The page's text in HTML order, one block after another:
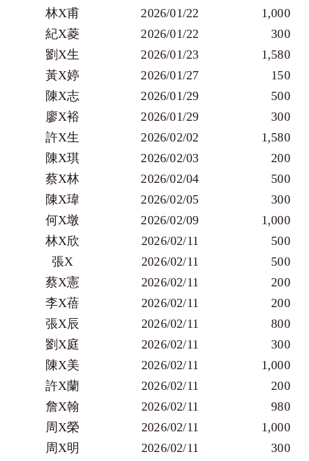
林X甫
2026/01/22
       1,000
紀X菱
2026/01/22
        300
劉X生
2026/01/23
       1,580
黃X婷
2026/01/27
        150
陳X志
2026/01/29
        500
廖X裕
2026/01/29
        300
許X生
2026/02/02
       1,580
陳X琪
2026/02/03
        200
蔡X林
2026/02/04
        500
陳X瑋
2026/02/05
        300
何X墩
2026/02/09
       1,000
林X欣
2026/02/11
        500
張X
2026/02/11
        500
蔡X憲
2026/02/11
        200
李X蓓
2026/02/11
        200
張X辰
2026/02/11
        800
劉X庭
2026/02/11
        300
陳X美
2026/02/11
       1,000
許X蘭
2026/02/11
        200
詹X翰
2026/02/11
        980
周X榮
2026/02/11
       1,000
周X明
2026/02/11
        300